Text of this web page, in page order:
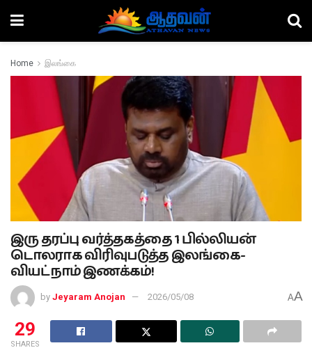
Home இலங்கை
இரு தரப்பு வர்த்தகத்தை 1 பில்லியன்
டொலராக விரிவுபடுத்த இலங்கை-
வியட்நாம் இணக்கம்!
by Jeyaram Anojan 2026/05/08 AA
29
SHARES